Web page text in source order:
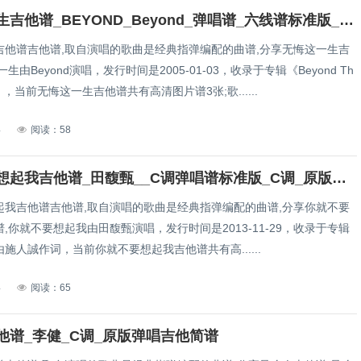
无悔这一生吉他谱_BEYOND_Beyond_弹唱谱_六线谱标准版_原版弹唱吉他简谱
他谱吉他谱,取自演唱的歌曲是经典指弹编配的曲谱,分享无悔这一生吉
生由Beyond演唱，发行时间是2005-01-03，收录于专辑《Beyond Th
当前无悔这一生吉他谱共有高清图片谱3张;歌......
阅读：58
你就不要想起我吉他谱_田馥甄__C调弹唱谱标准版_C调_原版弹唱吉他简谱
我吉他谱吉他谱,取自演唱的歌曲是经典指弹编配的曲谱,分享你就不要
,你就不要想起我由田馥甄演唱，发行时间是2013-11-29，收录于专辑
施人誠作词，当前你就不要想起我吉他谱共有高......
阅读：65
谱_李健_C调_原版弹唱吉他简谱